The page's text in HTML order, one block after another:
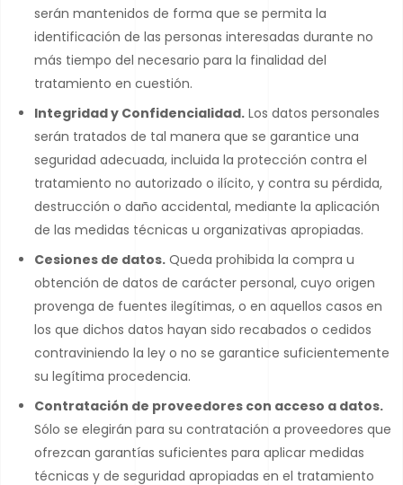
serán mantenidos de forma que se permita la
identificación de las personas interesadas durante no
más tiempo del necesario para la finalidad del
tratamiento en cuestión.
Integridad y Confidencialidad. Los datos personales
serán tratados de tal manera que se garantice una
seguridad adecuada, incluida la protección contra el
tratamiento no autorizado o ilícito, y contra su pérdida,
destrucción o daño accidental, mediante la aplicación
de las medidas técnicas u organizativas apropiadas.
Cesiones de datos. Queda prohibida la compra u
obtención de datos de carácter personal, cuyo origen
provenga de fuentes ilegítimas, o en aquellos casos en
los que dichos datos hayan sido recabados o cedidos
contraviniendo la ley o no se garantice suficientemente
su legítima procedencia.
Contratación de proveedores con acceso a datos.
Sólo se elegirán para su contratación a proveedores que
ofrezcan garantías suficientes para aplicar medidas
técnicas y de seguridad apropiadas en el tratamiento